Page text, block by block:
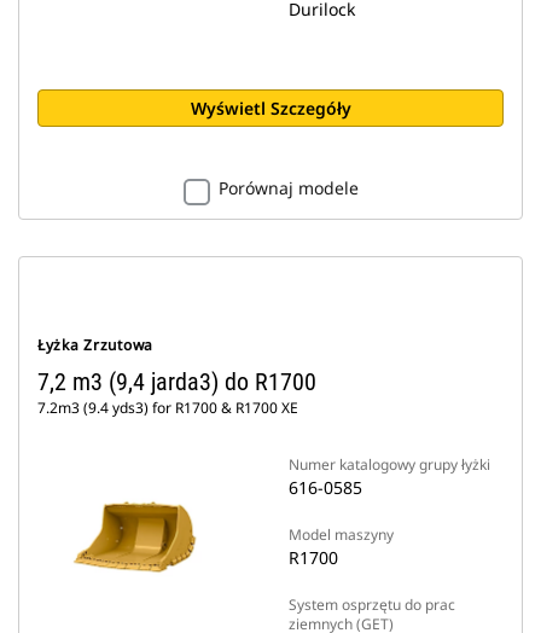
Durilock
Wyświetl Szczegóły
Porównaj modele
Łyżka Zrzutowa
7,2 m3 (9,4 jarda3) do R1700
7.2m3 (9.4 yds3) for R1700 & R1700 XE
Numer katalogowy grupy łyżki
616-0585
Model maszyny
R1700
System osprzętu do prac
ziemnych (GET)